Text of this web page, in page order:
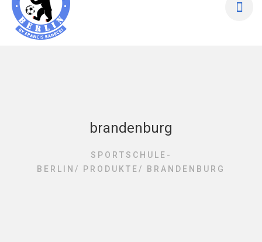
brandenburg
SPORTSCHULE-
BERLIN / PRODUKTE / BRANDENBURG